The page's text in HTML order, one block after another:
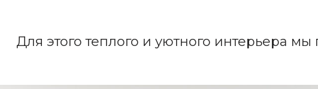
Для этого теплого и уютного интерьера мы